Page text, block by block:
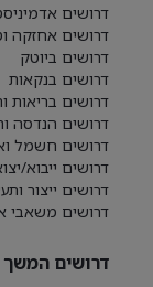
דרושים
דרושים אחזקה
דרושים ביוטק
דרושים בנקאות
דרושים בריאות
דרושים הנדסה
דרושים חשמל
דרושים ייבוא/
דרושים ייצור
דרושים משאבי
דרושים המשך